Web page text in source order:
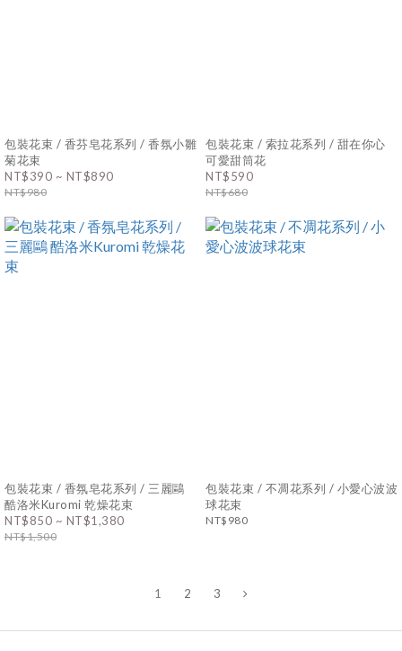
包裝花束 / 香芬皂花系列 / 香氛小雛
菊花束
NT$390 ~ NT$890
NT$980
包裝花束 / 索拉花系列 / 甜在你心
可愛甜筒花
NT$590
NT$680
包裝花束 / 香氛皂花系列 / 三麗鷗
酷洛米Kuromi 乾燥花束
NT$850 ~ NT$1,380
NT$1,500
包裝花束 / 不凋花系列 / 小愛心波波
球花束
NT$980
1 2 3